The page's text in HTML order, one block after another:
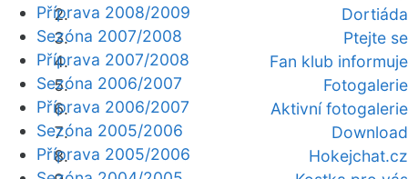
Dortiáda
Ptejte se
Fan klub informuje
Fotogalerie
Aktivní fotogalerie
Download
Hokejchat.cz
Příprava 2008/2009
Sezóna 2007/2008
Příprava 2007/2008
Sezóna 2006/2007
Příprava 2006/2007
Sezóna 2005/2006
Příprava 2005/2006